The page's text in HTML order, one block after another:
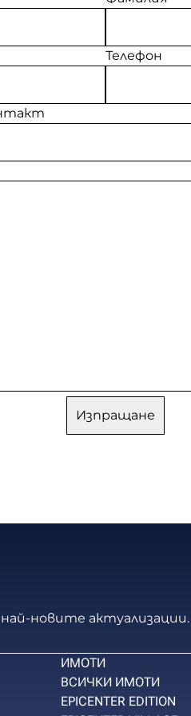
Телефон
новите актуализации.
ИМОТИ
ВСИЧКИ ИМОТИ
EPICENTER EDITION